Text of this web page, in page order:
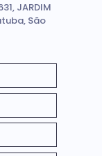
JARDIM
São